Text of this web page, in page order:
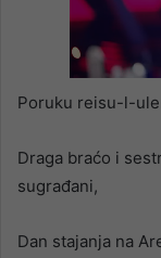
Poruku reisu-l-
Draga braćo i
sugrađani,
Dan stajanja na